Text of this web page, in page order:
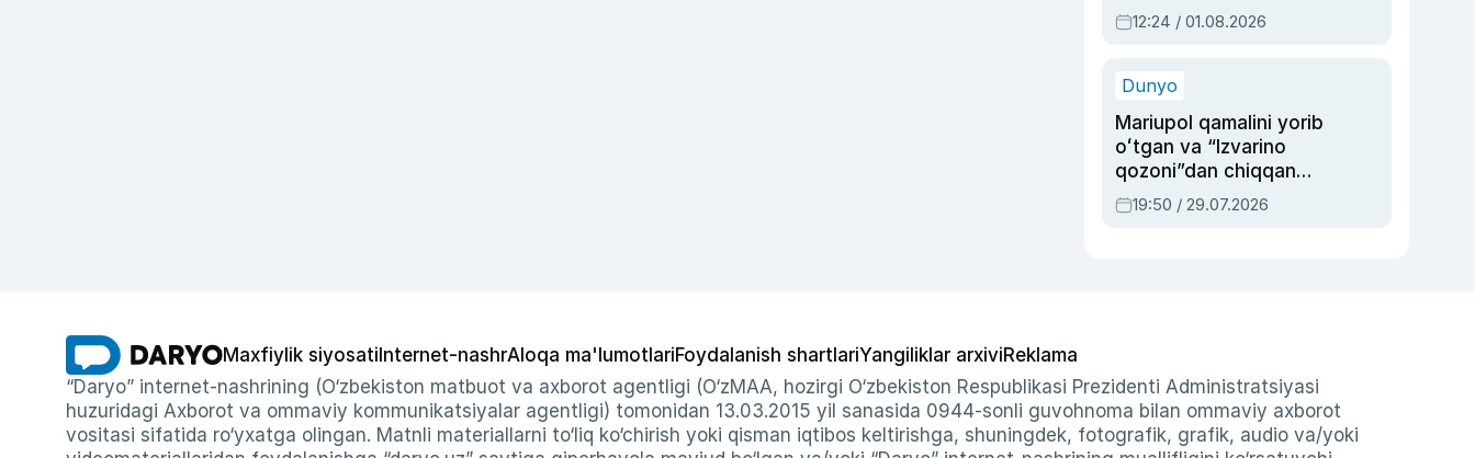
Oripovni siyosiy
ayblovlardan asrab
12:24 / 01.08.2026
Dunyo
Mariupol qamalini yorib
oʻtgan va “Izvarino
qozoni”dan chiqqan
qahramon — Ukraina
armiyasi bosh
19:50 / 29.07.2026
Maxfiylik siyosati Internet-nashrAloqa ma'lumotlariFoydalanish shartlariYangiliklar arxiviReklama
“Daryo” internet-nashrining (O‘zbekiston matbuot va axborot agentligi (O‘zMAA, hozirgi O‘zbekiston Respublikasi Prezidenti Administratsiyasi
huzuridagi Axborot va ommaviy kommunikatsiyalar agentligi) tomonidan 13.03.2015 yil sanasida 0944-sonli guvohnoma bilan ommaviy axborot
vositasi sifatida ro‘yxatga olingan. Matnli materiallarni to‘liq ko‘chirish yoki qisman iqtibos keltirishga, shuningdek, fotografik, grafik, audio va/yoki